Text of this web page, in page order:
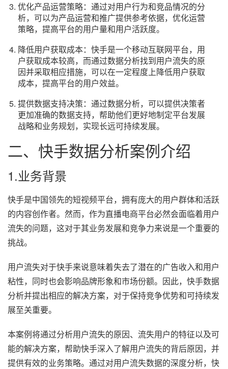
优化产品运营策略：通过对用户行为和竞品情况的分
析，可以为产品运营和推广提供参考依据，优化运营
策略，提高平台的用户量和用户活跃度。
降低用户获取成本：快手是一个移动互联网平台，用
户获取成本较高，而通过数据分析找到用户流失的原
因并采取相应措施，可以在一定程度上降低用户获取
成本，提高平台的用户效益。
提供数据支持决策：通过数据分析，可以提供决策者
更加准确的数据支持，帮助他们更好地制定平台发展
战略和业务规划，实现长远可持续发展。
二、快手数据分析案例介绍
1.业务背景
快手是中国领先的短视频平台，拥有庞大的用户群体和活跃
的内容创作者。然而，作为直播电商平台必然会面临着用户
流失的问题，这对于其业务发展和竞争力来说是一个重要的
挑战。
用户流失对于快手来说意味着失去了潜在的广告收入和用户
粘性，同时也会影响品牌形象和市场份额。因此，快手数据
分析并提出相应的解决方案，对于保持竞争优势和可持续发
展至关重要。
本案例将通过分析用户流失的原因、流失用户的特征以及可
能的解决方案，帮助快手深入了解用户流失的背后原因，并
提供有效的业务策略。通过对用户流失数据的深度分析，快